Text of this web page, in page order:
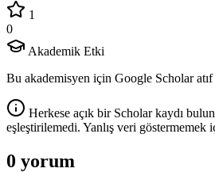
1
0
Akademik Etki
Bu akademisyen için Google Scholar atıf
Herkese açık bir Scholar kaydı
eşleştirilemedi. Yanlış veri göstermemek
0 yorum